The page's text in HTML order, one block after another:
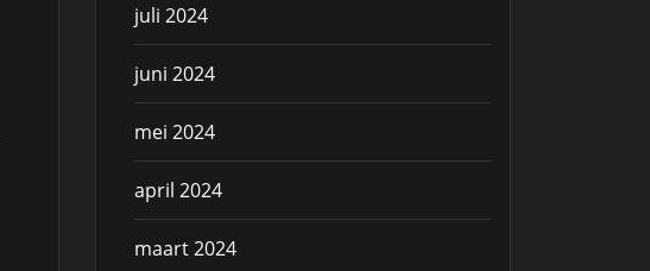
juli 2024
juni 2024
mei 2024
april 2024
maart 2024